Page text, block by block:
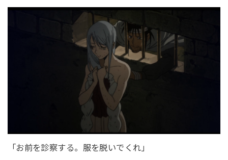
「お前を診察する。服を脱いでくれ」